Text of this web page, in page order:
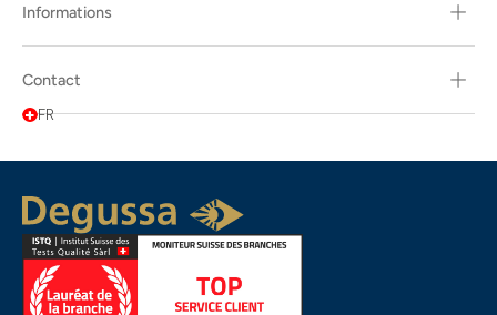
Informations
Contact
FR